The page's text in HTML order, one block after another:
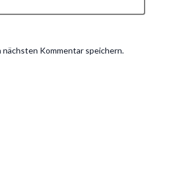
nächsten Kommentar speichern.